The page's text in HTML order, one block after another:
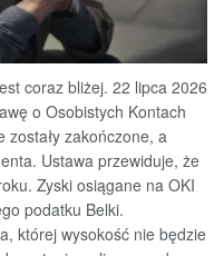
coraz bliżej. 22 lipca 2026
o Osobistych Kontach
zakończone, a
Ustawa przewiduje, że
Zyski osiągane na OKI
podatku Belki.
której wysokość nie będzie